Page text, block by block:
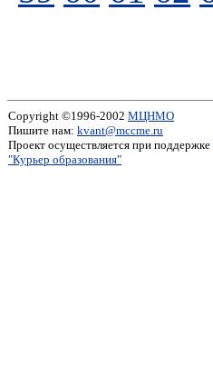
Copyright ©1996-2002 МЦНМО
Пишите нам: kvant@mccme.ru
Проект осуществляется при поддержке
"Курьер образования"